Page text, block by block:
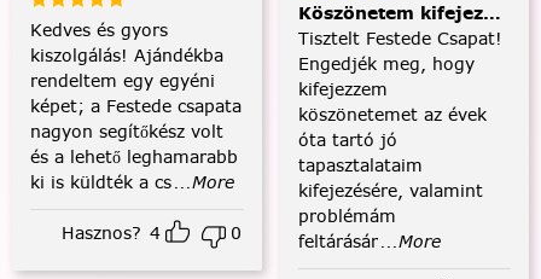
Kedves és gyors
kiszolgálás! Ajándékba
rendeltem egy egyéni
képet; a Festede csapata
nagyon segítőkész volt
és a lehető leghamarabb
ki is küldték a cs...More
Hasznos? 4 0
Köszönetem kifejezése
Tisztelt Festede Csapat!
Engedjék meg, hogy
kifejezzem
köszönetemet az évek
óta tartó jó
tapasztalataim
kifejezésére, valamint
problémám
feltárásár...More